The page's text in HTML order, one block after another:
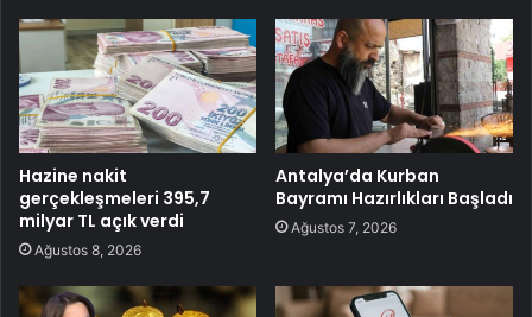
Hazine nakit
gerçekleşmeleri 395,7
milyar TL açık verdi
Ağustos 8, 2026
Antalya’da Kurban
Bayramı Hazırlıkları Başladı
Ağustos 7, 2026